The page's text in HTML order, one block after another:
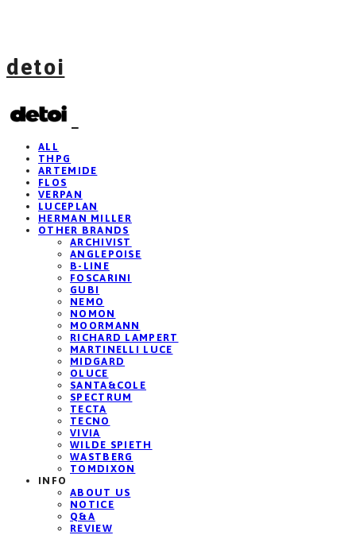
detoi
ALL
THPG
ARTEMIDE
FLOS
VERPAN
LUCEPLAN
HERMAN MILLER
OTHER BRANDS
ARCHIVIST
ANGLEPOISE
B-LINE
FOSCARINI
GUBI
NEMO
NOMON
MOORMANN
RICHARD LAMPERT
MARTINELLI LUCE
MIDGARD
OLUCE
SANTA&COLE
SPECTRUM
TECTA
TECNO
VIVIA
WILDE SPIETH
WASTBERG
TOMDIXON
INFO
ABOUT US
NOTICE
Q&A
REVIEW